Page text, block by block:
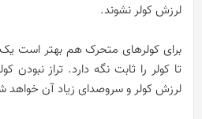
لرزش کولر نشوند.
برای کولرهای متحرک هم بهتر است
تا کولر را ثابت نگه دارد. تراز
لرزش کولر و سروصدای زیاد آن خواهد